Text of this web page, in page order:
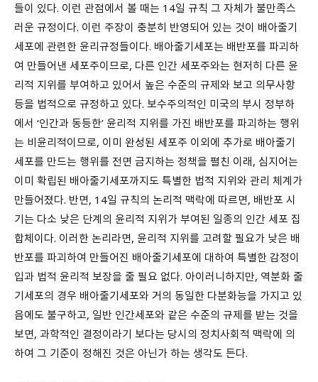
들이 있다. 이런 관점에서 볼 때는 14일 규칙 그 자체가 불만족스
러운 규정이다. 이런 주장이 충분히 반영되어 있는 것이 배아줄기
세포에 관련한 윤리규정들이다. 배아줄기세포는 배반포를 파괴하
여 만들어낸 세포주이므로, 다른 인간 세포주와는 현저히 다른 윤
리적 지위를 부여하고 있어서 높은 수준의 규제와 보고 의무사항
등을 법적으로 규정하고 있다. 보수주의적인 미국의 부시 정부하
에서 ‘인간과 동등한’ 윤리적 지위를 가진 배반포를 파괴하는 행위
는 비윤리적이므로, 이미 완성된 세포주 이외에 추가로 배아줄기
세포를 만드는 행위를 전면 금지하는 정책을 펼친 이래, 심지어는
이미 확립된 배아줄기세포까지도 특별한 법적 지위와 관리 체계가
만들어졌다. 반면, 14일 규칙의 논리적 맥락에 따르면, 배반포 시
기는 다소 낮은 단계의 윤리적 지위가 부여된 일종의 인간 세포 집
합체이다. 이러한 논리라면, 윤리적 지위를 고려할 필요가 낮은 배
반포를 파괴하여 만들어진 배아줄기세포에 대하여 특별한 감정이
입과 법적 윤리적 보장을 줄 필요 없다. 아이러니하지만, 역분화 줄
기세포의 경우 배아줄기세포와 거의 동일한 다분화능을 가지고 있
음에도 불구하고, 일반 인간세포와 같은 수준의 규제를 받는 것을
보면, 과학적인 결정이라기 보다는 당시의 정치사회적 맥락에 의
하여 그 기준이 정해진 것은 아닌가 하는 생각도 든다.